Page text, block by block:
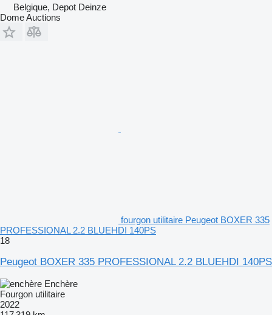
Belgique, Depot Deinze
Dome Auctions
fourgon utilitaire Peugeot BOXER 335
PROFESSIONAL 2.2 BLUEHDI 140PS
18
Peugeot BOXER 335 PROFESSIONAL 2.2 BLUEHDI 140PS
Enchère
Fourgon utilitaire
2022